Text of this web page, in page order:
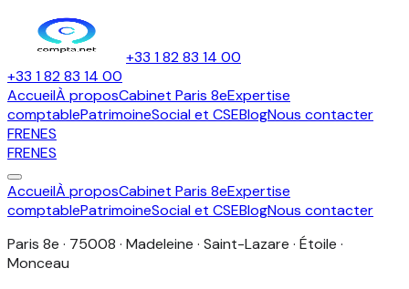
+33 1 82 83 14 00
+33 1 82 83 14 00
AccueilÀ proposCabinet Paris 8eExpertise
comptablePatrimoineSocial et CSEBlogNous contacter
FRENES
FRENES
AccueilÀ proposCabinet Paris 8eExpertise
comptablePatrimoineSocial et CSEBlogNous contacter
Paris 8e · 75008 · Madeleine · Saint-Lazare · Étoile ·
Monceau